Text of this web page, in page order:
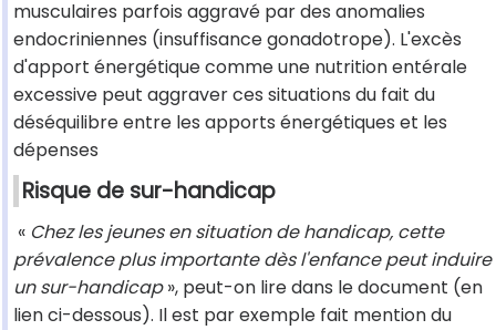
musculaires parfois aggravé par des anomalies
endocriniennes (insuffisance gonadotrope). L'excès
d'apport énergétique comme une nutrition entérale
excessive peut aggraver ces situations du fait du
déséquilibre entre les apports énergétiques et les
dépenses
Risque de sur-handicap
« Chez les jeunes en situation de handicap, cette
prévalence plus importante dès l'enfance peut induire
un sur-handicap», peut-on lire dans le document (en
lien ci-dessous). Il est par exemple fait mention du